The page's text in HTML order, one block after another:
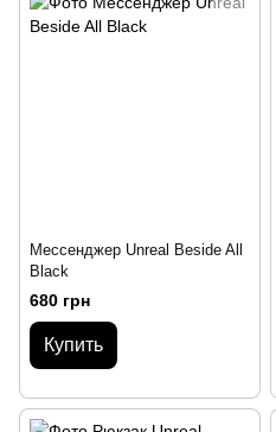
Месcенджер Unreal Beside All
Black
680 грн
Купить